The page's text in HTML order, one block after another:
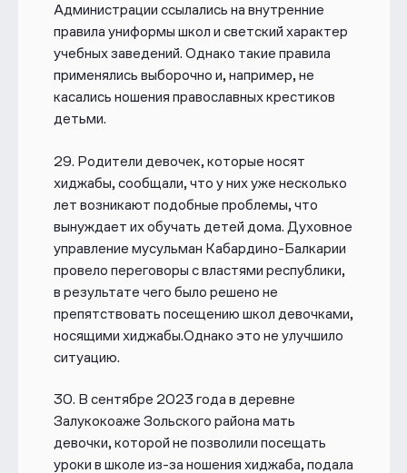
Администрации ссылались на внутренние
правила униформы школ и светский характер
учебных заведений. Однако такие правила
применялись выборочно и, например, не
касались ношения православных крестиков
детьми.
29. Родители девочек, которые носят
хиджабы, сообщали, что у них уже несколько
лет возникают подобные проблемы, что
вынуждает их обучать детей дома. Духовное
управление мусульман Кабардино-Балкарии
провело переговоры с властями республики,
в результате чего было решено не
препятствовать посещению школ девочками,
носящими хиджабы.Однако это не улучшило
ситуацию.
30. В сентябре 2023 года в деревне
Залукокоаже Зольского района мать
девочки, которой не позволили посещать
уроки в школе из-за ношения хиджаба, подала